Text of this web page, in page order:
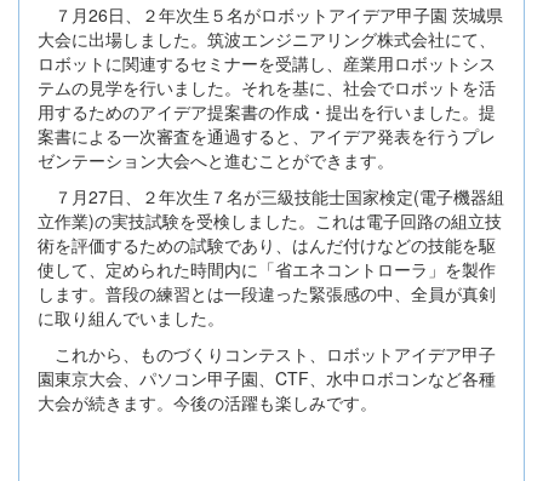
７月26日、２年次生５名がロボットアイデア甲子園 茨城県
大会に出場しました。筑波エンジニアリング株式会社にて、
ロボットに関連するセミナーを受講し、産業用ロボットシス
テムの見学を行いました。それを基に、社会でロボットを活
用するためのアイデア提案書の作成・提出を行いました。提
案書による一次審査を通過すると、アイデア発表を行うプレ
ゼンテーション大会へと進むことができます。
７月27日、２年次生７名が三級技能士国家検定(電子機器組
立作業)の実技試験を受検しました。これは電子回路の組立技
術を評価するための試験であり、はんだ付けなどの技能を駆
使して、定められた時間内に「省エネコントローラ」を製作
します。普段の練習とは一段違った緊張感の中、全員が真剣
に取り組んでいました。
これから、ものづくりコンテスト、ロボットアイデア甲子
園東京大会、パソコン甲子園、CTF、水中ロボコンなど各種
大会が続きます。今後の活躍も楽しみです。